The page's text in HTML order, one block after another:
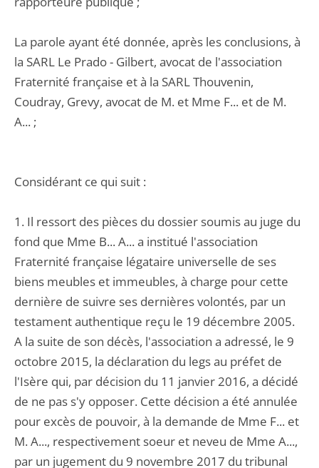
La parole ayant été donnée, après les conclusions, à
la SARL Le Prado - Gilbert, avocat de l'association
Fraternité française et à la SARL Thouvenin,
Coudray, Grevy, avocat de M. et Mme F... et de M.
A... ;
Considérant ce qui suit :
1. Il ressort des pièces du dossier soumis au juge du
fond que Mme B... A... a institué l'association
Fraternité française légataire universelle de ses
biens meubles et immeubles, à charge pour cette
dernière de suivre ses dernières volontés, par un
testament authentique reçu le 19 décembre 2005.
A la suite de son décès, l'association a adressé, le 9
octobre 2015, la déclaration du legs au préfet de
l'Isère qui, par décision du 11 janvier 2016, a décidé
de ne pas s'y opposer. Cette décision a été annulée
pour excès de pouvoir, à la demande de Mme F... et
M. A..., respectivement soeur et neveu de Mme A...,
par un jugement du 9 novembre 2017 du tribunal